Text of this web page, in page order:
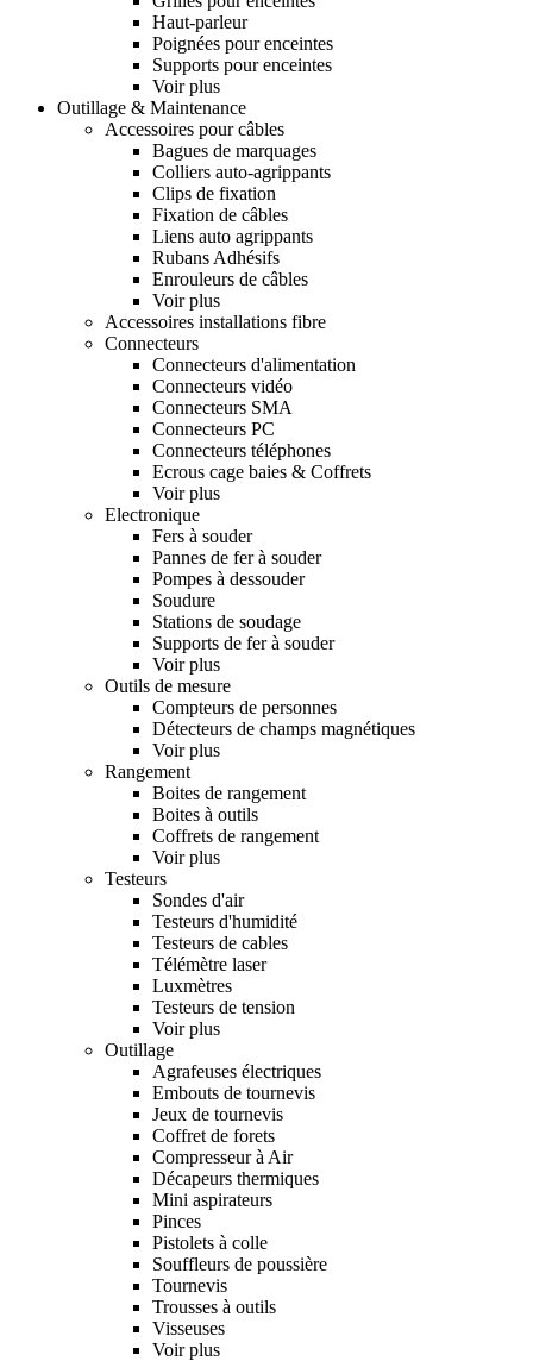
Haut-parleur
Poignées pour enceintes
Supports pour enceintes
Voir plus
Outillage & Maintenance
Accessoires pour câbles
Bagues de marquages
Colliers auto-agrippants
Clips de fixation
Fixation de câbles
Liens auto agrippants
Rubans Adhésifs
Enrouleurs de câbles
Voir plus
Accessoires installations fibre
Connecteurs
Connecteurs d'alimentation
Connecteurs vidéo
Connecteurs SMA
Connecteurs PC
Connecteurs téléphones
Ecrous cage baies & Coffrets
Voir plus
Electronique
Fers à souder
Pannes de fer à souder
Pompes à dessouder
Soudure
Stations de soudage
Supports de fer à souder
Voir plus
Outils de mesure
Compteurs de personnes
Détecteurs de champs magnétiques
Voir plus
Rangement
Boites de rangement
Boites à outils
Coffrets de rangement
Voir plus
Testeurs
Sondes d'air
Testeurs d'humidité
Testeurs de cables
Télémètre laser
Luxmètres
Testeurs de tension
Voir plus
Outillage
Agrafeuses électriques
Embouts de tournevis
Jeux de tournevis
Coffret de forets
Compresseur à Air
Décapeurs thermiques
Mini aspirateurs
Pinces
Pistolets à colle
Souffleurs de poussière
Tournevis
Trousses à outils
Visseuses
Voir plus